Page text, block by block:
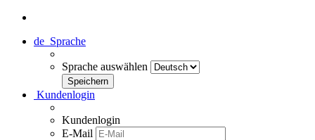
de Sprache
Sprache auswählen
Kundenlogin
Kundenlogin
E-Mail